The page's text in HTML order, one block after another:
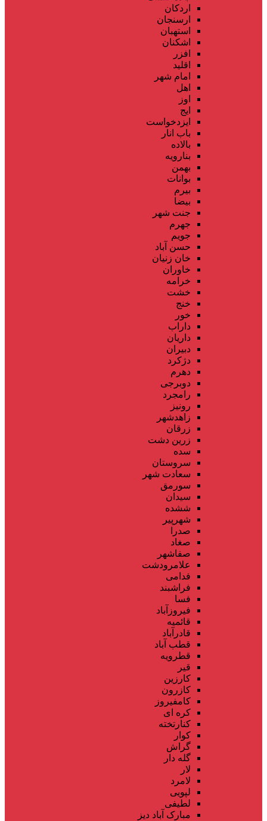
اردکان
ارسنجان
استهبان
اشکنان
افزر
اقلید
امام شهر
اهل
اوز
ایج
ایزدخواست
باب انار
بالاده
بنارویه
بهمن
بوانات
بیرم
بیضا
جنت شهر
جهرم
جویم
حسن آباد
خان زنیان
خاوران
خرامه
خشت
خنج
خور
داراب
داریان
دبیران
دژکرد
دهرم
دوبرجی
رامجرد
رونیز
زاهدشهر
زرقان
زرین دشت
سده
سروستان
سعادت شهر
سورمق
سیدان
ششده
شهرپیر
صدرا
صغاد
صفاشهر
علامرودشت
فدامی
فراشبند
فسا
فیروزآباد
قائمیه
قادرآباد
قطب آباد
قطرویه
قیر
کارزین
کازرون
کامفیروز
کره ای
کنارتخته
کوار
گراش
گله دار
لار
لامرد
لپویی
لطیفی
مبارک آباد دیز